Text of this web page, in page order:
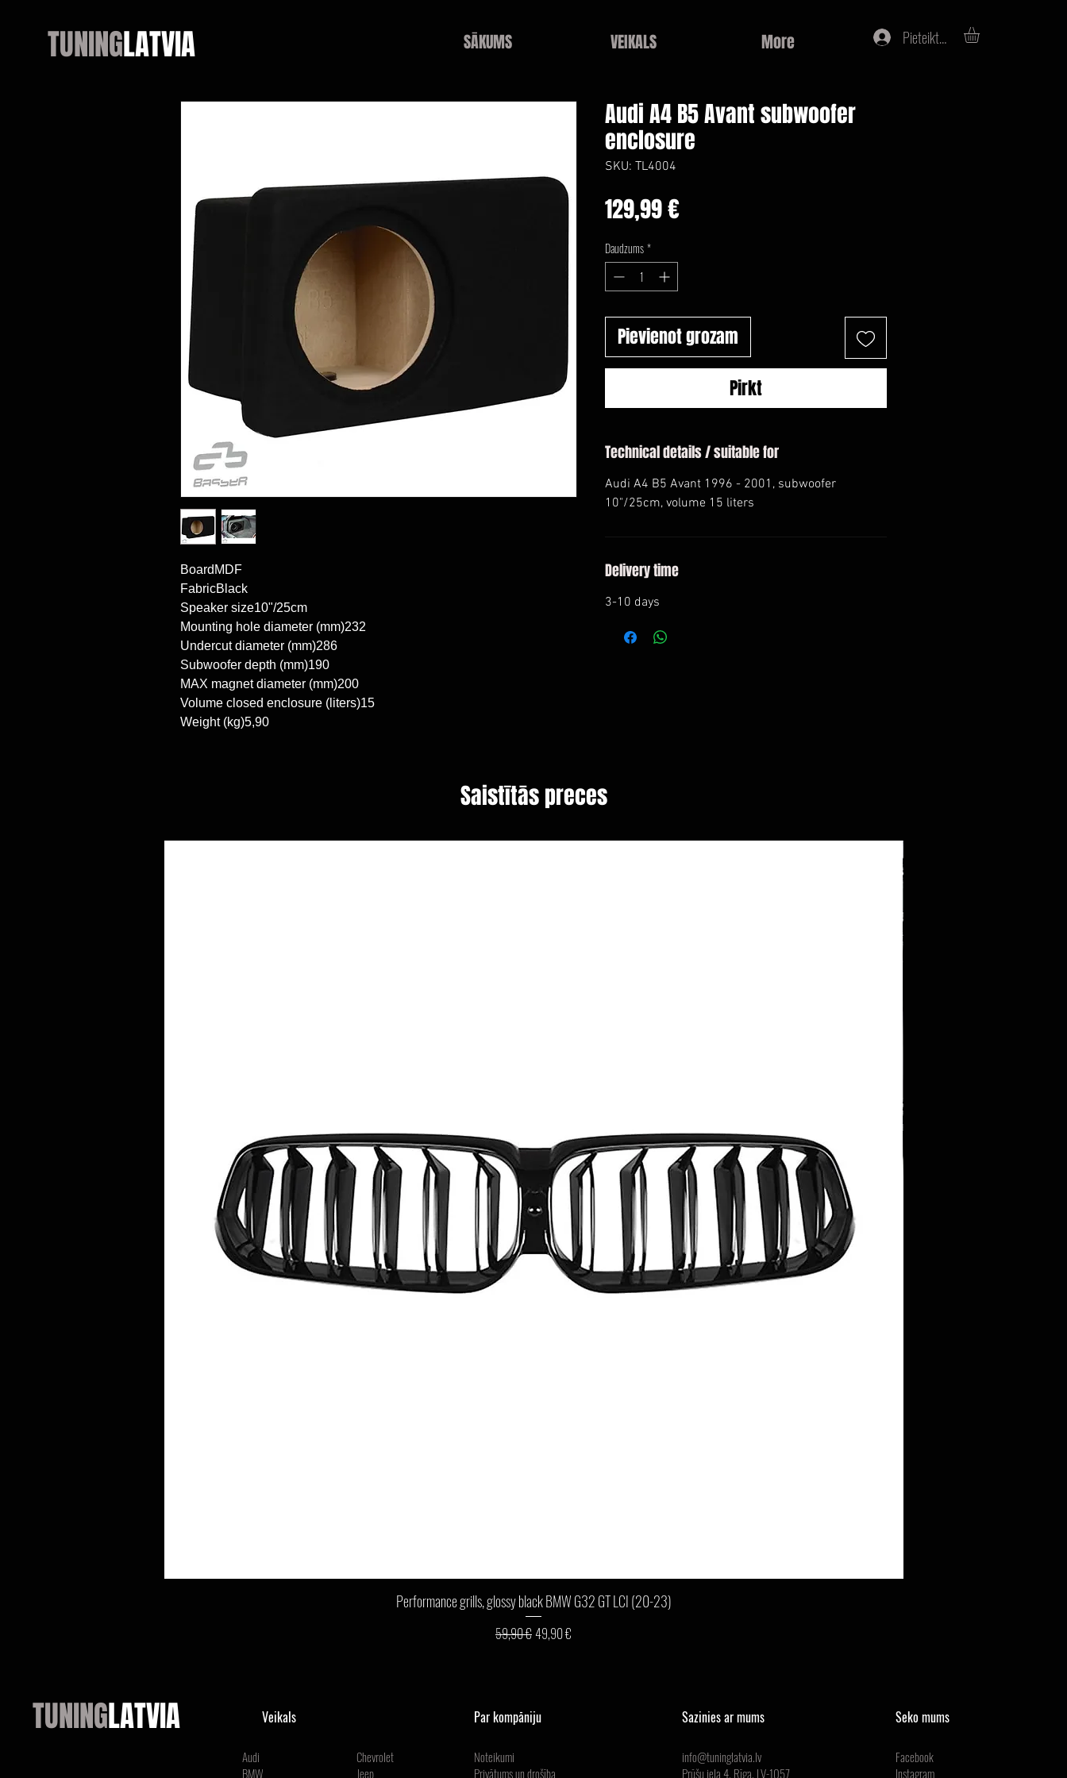
TUNINGLATVIA SĀKUMS VEIKALS More Pieteikties
BoardMDF
FabricBlack
Speaker size10"/25cm
Mounting hole diameter (mm)232
Undercut diameter (mm)286
Subwoofer depth (mm)190
MAX magnet diameter (mm)200
Volume closed enclosure (liters)15
Weight (kg)5,90
Audi A4 B5 Avant subwoofer
enclosure
SKU: TL4004
129,99 €Cena
Daudzums*
Pievienot grozam
Pirkt
Technical details / suitable for
Audi A4 B5 Avant 1996 - 2001, subwoofer
10"/25cm, volume 15 liters
Delivery time
3-10 days
Saistītās preces
Ātrais skats
Performance grills, glossy black BMW G32 GT LCI (20-23)
Parastā cena
59,90 € Izpārdošanas cena
49,90 €
TUNINGLATVIA Veikals
Audi
BMW
Chevrolet
Jeep
Par kompāniju
Noteikumi
Privātums un drošība
Sazinies ar mums
info@tuninglatvia.lv
Prūšu iela 4, Rīga, LV-1057
Seko mums
Facebook
Instagram